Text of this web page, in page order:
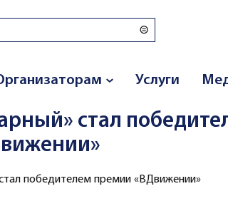
Услуги
стал
победителем премии «ВДвижении»